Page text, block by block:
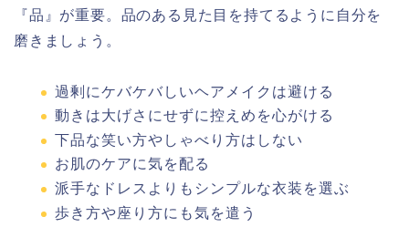
『品』が重要。品のある見た目を持てるように自分を
磨きましょう。
過剰にケバケバしいヘアメイクは避ける
動きは大げさにせずに控えめを心がける
下品な笑い方やしゃべり方はしない
お肌のケアに気を配る
派手なドレスよりもシンプルな衣装を選ぶ
歩き方や座り方にも気を遣う